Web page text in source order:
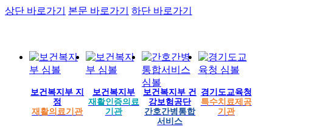
상단 바로가기 본문 바로가기 하단 바로가기
보건복지부 지
정
재활의료기관
보건복지부
재활인증의료
기관
보건복지부 건
강보험공단
간호간병통합
서비스
경기도교육청
특수치료제공
기관